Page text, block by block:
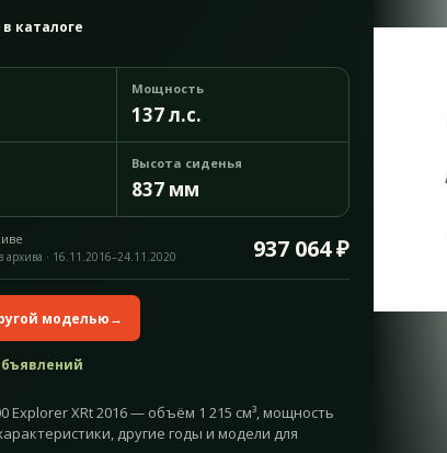
каталоге
Мощность
137 л.с.
Высота сиденья
837 мм
937 064 ₽
· 16.11.2016–24.11.2020
моделью→
Explorer XRt 2016 — объём 1 215 см³, мощность
другие годы и модели для